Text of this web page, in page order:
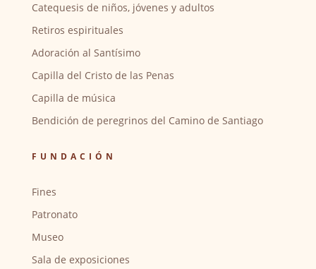
Catequesis de niños, jóvenes y adultos
Retiros espirituales
Adoración al Santísimo
Capilla del Cristo de las Penas
Capilla de música
Bendición de peregrinos del Camino de Santiago
FUNDACIÓN
Fines
Patronato
Museo
Sala de exposiciones